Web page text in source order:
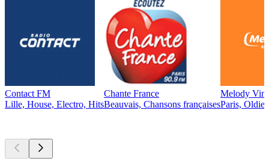
Contact FM
Lille, House, Electro, Hits
Chante France
Beauvais, Chansons françaises
Melody
Paris,